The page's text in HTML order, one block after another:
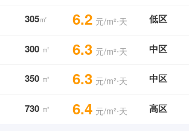
305㎡ 6.2 元/m²⋅天 低区
300 ㎡ 6.3 元/m²⋅天 中区
350 ㎡ 6.3 元/m²⋅天 中区
730 ㎡ 6.4 元/m²⋅天 高区